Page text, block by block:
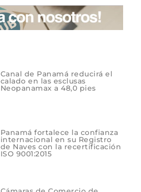
Canal de Panamá reducirá el
calado en las esclusas
Neopanamax a 48,0 pies
Panamá fortalece la confianza
internacional en su Registro
de Naves con la recertificación
ISO 9001:2015